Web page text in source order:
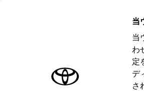
当
当
わ
定
デ
さ
オーナーサポー
トヨタ認定中古車